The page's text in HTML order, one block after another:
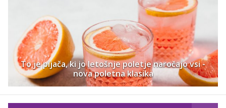
To je pijača, ki jo letošnje poletje naročajo vsi -
nova poletna klasika